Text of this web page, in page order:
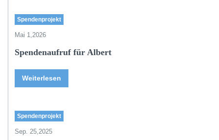
Spendenprojekt
Mai 1,2026
Spendenaufruf für Albert
Weiterlesen
Spendenprojekt
Sep. 25,2025